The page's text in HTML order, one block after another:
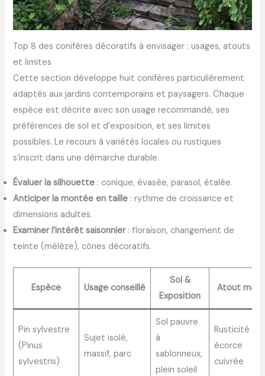
Top 8 des conifères décoratifs à envisager : usages, atouts
et limites
Cette section développe huit conifères particulièrement
adaptés aux jardins contemporains et paysagers. Chaque
espèce est décrite avec son usage recommandé, ses
préférences de sol et d’exposition, et ses limites
possibles. Le recours à variétés locales ou rustiques
s’inscrit dans une démarche durable.
Évaluer la silhouette : conique, évasée, parasol, étalée.
Anticiper la montée en taille : rythme de croissance et
dimensions adultes.
Examiner l’intérêt saisonnier: floraison, changement de
teinte (mélèze), cônes décoratifs.
Espèce Usage conseillé
Sol &
Exposition
Atout
Pin sylvestre
(Pinus
sylvestris)
Sujet isolé,
massif, parc
Sol pauvre
à
sablonneux,
plein soleil
Rusticité et
écorce
cuivrée